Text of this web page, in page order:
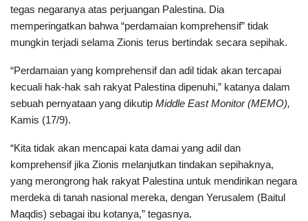
tegas negaranya atas perjuangan Palestina. Dia
memperingatkan bahwa “perdamaian komprehensif” tidak
mungkin terjadi selama Zionis terus bertindak secara sepihak.
“Perdamaian yang komprehensif dan adil tidak akan tercapai
kecuali hak-hak sah rakyat Palestina dipenuhi,” katanya dalam
sebuah pernyataan yang dikutip Middle East Monitor (MEMO),
Kamis (17/9).
“Kita tidak akan mencapai kata damai yang adil dan
komprehensif jika Zionis melanjutkan tindakan sepihaknya,
yang merongrong hak rakyat Palestina untuk mendirikan negara
merdeka di tanah nasional mereka, dengan Yerusalem (Baitul
Maqdis) sebagai ibu kotanya,” tegasnya.